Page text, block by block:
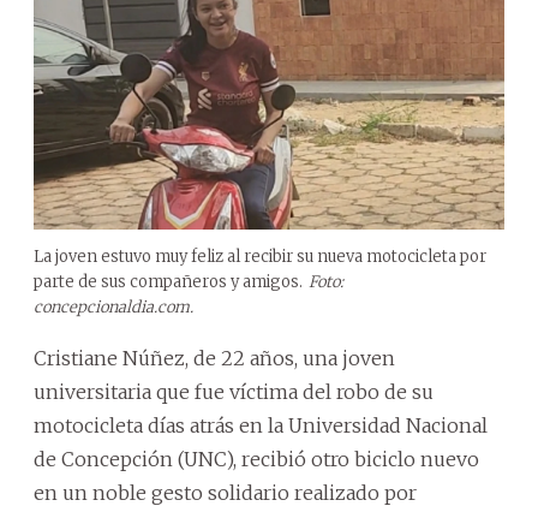
La joven estuvo muy feliz al recibir su nueva motocicleta por
parte de sus compañeros y amigos. Foto:
concepcionaldia.com.
Cristiane Núñez, de 22 años, una joven
universitaria que fue víctima del robo de su
motocicleta días atrás en la Universidad Nacional
de Concepción (UNC), recibió otro biciclo nuevo
en un noble gesto solidario realizado por